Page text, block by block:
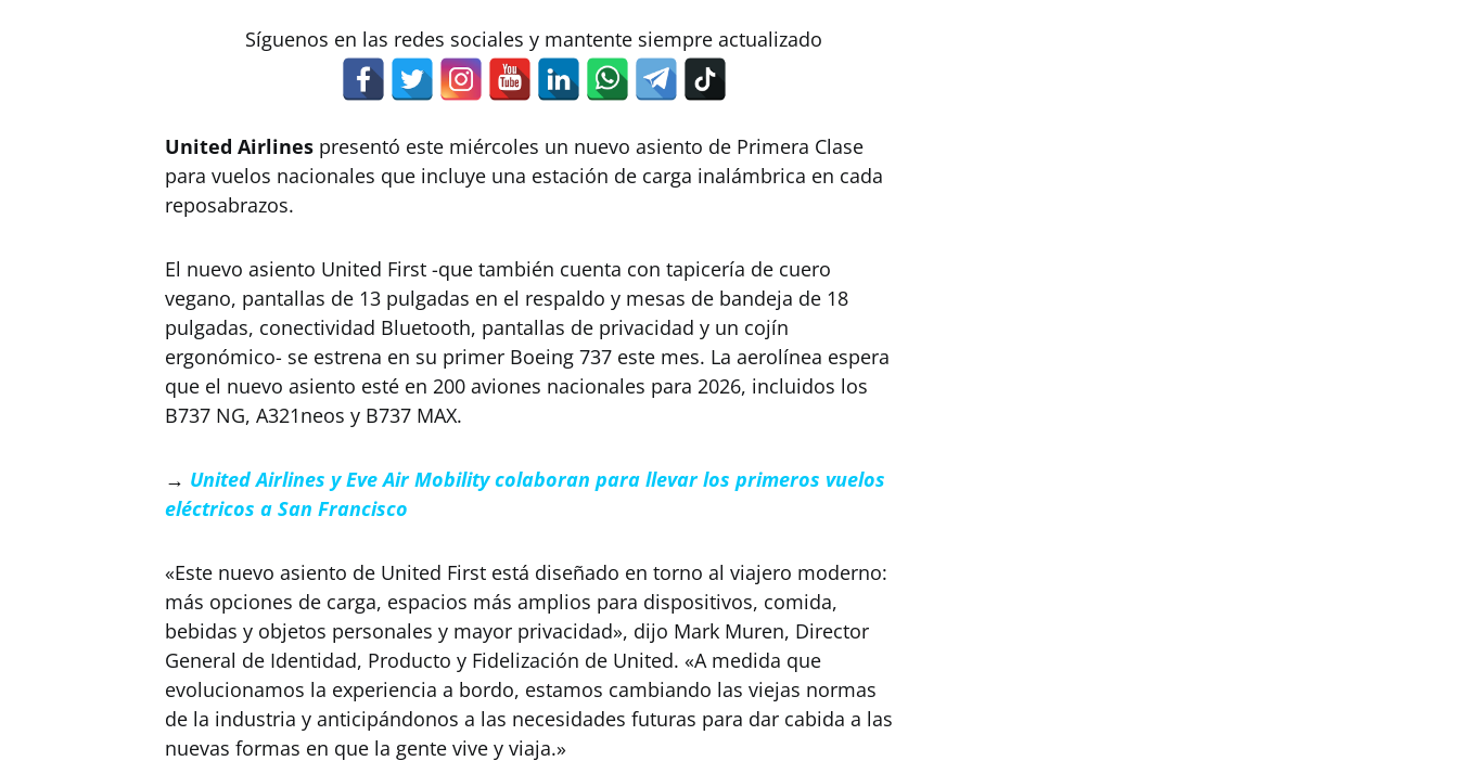
Síguenos en las redes sociales y mantente siempre actualizado
United Airlines presentó este miércoles un nuevo asiento de Primera Clase
para vuelos nacionales que incluye una estación de carga inalámbrica en cada
reposabrazos.
El nuevo asiento United First -que también cuenta con tapicería de cuero
vegano, pantallas de 13 pulgadas en el respaldo y mesas de bandeja de 18
pulgadas, conectividad Bluetooth, pantallas de privacidad y un cojín
ergonómico- se estrena en su primer Boeing 737 este mes. La aerolínea espera
que el nuevo asiento esté en 200 aviones nacionales para 2026, incluidos los
B737 NG, A321neos y B737 MAX.
→ United Airlines y Eve Air Mobility colaboran para llevar los primeros vuelos
eléctricos a San Francisco
«Este nuevo asiento de United First está diseñado en torno al viajero moderno:
más opciones de carga, espacios más amplios para dispositivos, comida,
bebidas y objetos personales y mayor privacidad», dijo Mark Muren, Director
General de Identidad, Producto y Fidelización de United. «A medida que
evolucionamos la experiencia a bordo, estamos cambiando las viejas normas
de la industria y anticipándonos a las necesidades futuras para dar cabida a las
nuevas formas en que la gente vive y viaja.»